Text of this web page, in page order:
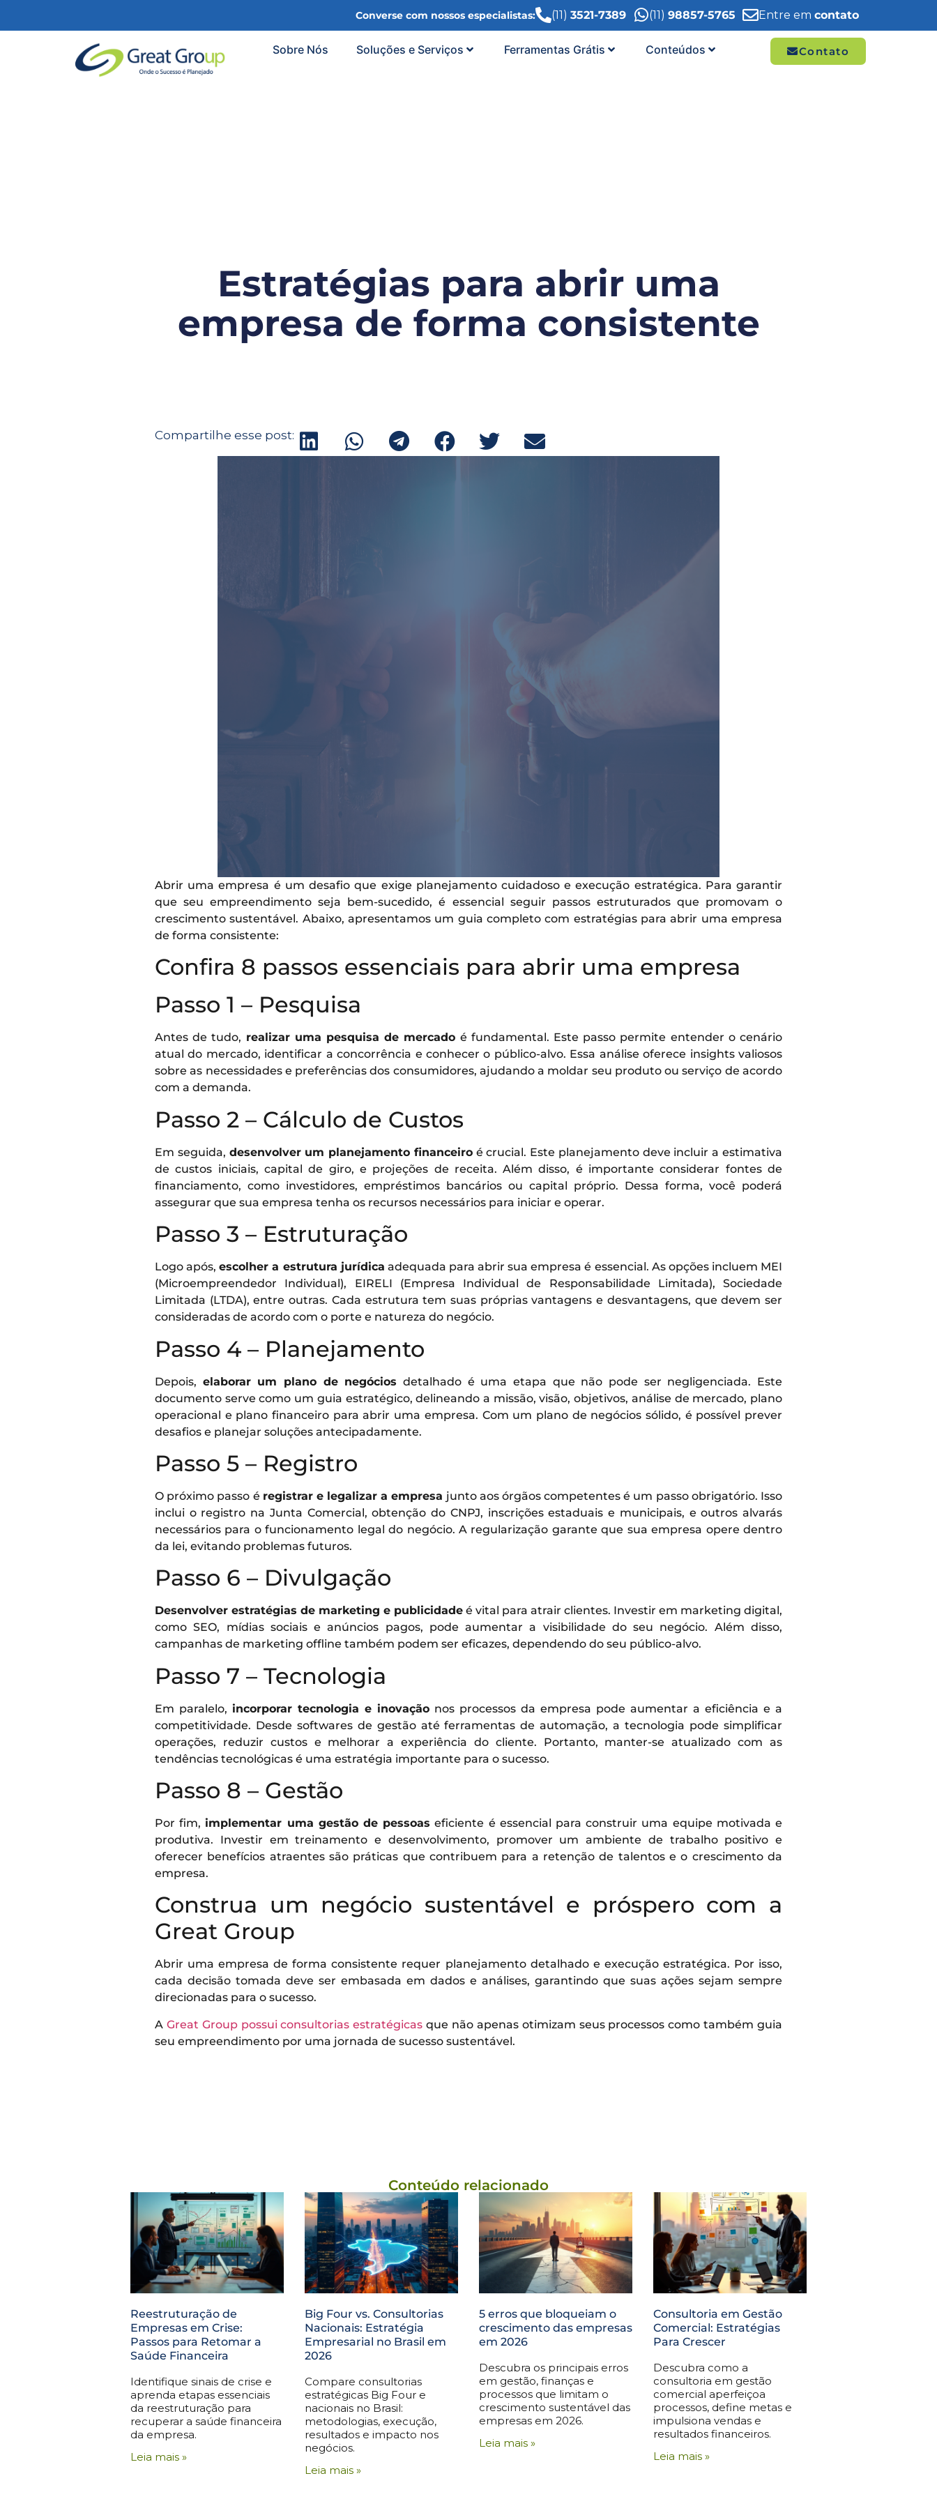
Converse com nossos especialistas: (11) 3521-7389 (11) 98857-5765 Entre em contato
Sobre Nós Soluções e Serviços Ferramentas Grátis Conteúdos Contato
Estratégias para abrir uma
empresa de forma consistente
Compartilhe esse post:
Abrir uma empresa é um desafio que exige planejamento cuidadoso e execução estratégica. Para garantir
que seu empreendimento seja bem-sucedido, é essencial seguir passos estruturados que promovam o
crescimento sustentável. Abaixo, apresentamos um guia completo com estratégias para abrir uma empresa
de forma consistente:
Confira 8 passos essenciais para abrir uma empresa
Passo 1 – Pesquisa
Antes de tudo, realizar uma pesquisa de mercado é fundamental. Este passo permite entender o cenário
atual do mercado, identificar a concorrência e conhecer o público-alvo. Essa análise oferece insights valiosos
sobre as necessidades e preferências dos consumidores, ajudando a moldar seu produto ou serviço de acordo
com a demanda.
Passo 2 – Cálculo de Custos
Em seguida, desenvolver um planejamento financeiroé crucial. Este planejamento deve incluir a estimativa
de custos iniciais, capital de giro, e projeções de receita. Além disso, é importante considerar fontes de
financiamento, como investidores, empréstimos bancários ou capital próprio. Dessa forma, você poderá
assegurar que sua empresa tenha os recursos necessários para iniciar e operar.
Passo 3 – Estruturação
Logo após,escolher a estrutura jurídica adequada para abrir sua empresa é essencial. As opções incluem MEI
(Microempreendedor Individual), EIRELI (Empresa Individual de Responsabilidade Limitada), Sociedade
Limitada (LTDA), entre outras. Cada estrutura tem suas próprias vantagens e desvantagens, que devem ser
consideradas de acordo com o porte e natureza do negócio.
Passo 4 – Planejamento
Depois, elaborar um plano de negócios detalhado é uma etapa que não pode ser negligenciada. Este
documento serve como um guia estratégico, delineando a missão, visão, objetivos, análise de mercado, plano
operacional e plano financeiro para abrir uma empresa. Com um plano de negócios sólido, é possível prever
desafios e planejar soluções antecipadamente.
Passo 5 – Registro
O próximo passo é registrar e legalizar a empresa junto aos órgãos competentes é um passo obrigatório. Isso
inclui o registro na Junta Comercial, obtenção do CNPJ, inscrições estaduais e municipais, e outros alvarás
necessários para o funcionamento legal do negócio. A regularização garante que sua empresa opere dentro
da lei, evitando problemas futuros.
Passo 6 – Divulgação
Desenvolver estratégias de marketing e publicidade é vital para atrair clientes. Investir em marketing digital,
como SEO, mídias sociais e anúncios pagos, pode aumentar a visibilidade do seu negócio. Além disso,
campanhas de marketing offline também podem ser eficazes, dependendo do seu público-alvo.
Passo 7 – Tecnologia
Em paralelo, incorporar tecnologia e inovação nos processos da empresa pode aumentar a eficiência e a
competitividade. Desde softwares de gestão até ferramentas de automação, a tecnologia pode simplificar
operações, reduzir custos e melhorar a experiência do cliente. Portanto, manter-se atualizado com as
tendências tecnológicas é uma estratégia importante para o sucesso.
Passo 8 – Gestão
Por fim, implementar uma gestão de pessoas eficiente é essencial para construir uma equipe motivada e
produtiva. Investir em treinamento e desenvolvimento, promover um ambiente de trabalho positivo e
oferecer benefícios atraentes são práticas que contribuem para a retenção de talentos e o crescimento da
empresa.
Construa um negócio sustentável e próspero com a
Great Group
Abrir uma empresa de forma consistente requer planejamento detalhado e execução estratégica. Por isso,
cada decisão tomada deve ser embasada em dados e análises, garantindo que suas ações sejam sempre
direcionadas para o sucesso.
A Great Group possui consultorias estratégicas que não apenas otimizam seus processos como também guia
seu empreendimento por uma jornada de sucesso sustentável.
Conteúdo relacionado
Reestruturação de
Empresas em Crise:
Passos para Retomar a
Saúde Financeira
Identifique sinais de crise e
aprenda etapas essenciais
da reestruturação para
recuperar a saúde financeira
da empresa.
Leia mais »
Big Four vs. Consultorias
Nacionais: Estratégia
Empresarial no Brasil em
2026
Compare consultorias
estratégicas Big Four e
nacionais no Brasil:
metodologias, execução,
resultados e impacto nos
negócios.
Leia mais »
5 erros que bloqueiam o
crescimento das empresas
em 2026
Descubra os principais erros
em gestão, finanças e
processos que limitam o
crescimento sustentável das
empresas em 2026.
Leia mais »
Consultoria em Gestão
Comercial: Estratégias
Para Crescer
Descubra como a
consultoria em gestão
comercial aperfeiçoa
processos, define metas e
impulsiona vendas e
resultados financeiros.
Leia mais »